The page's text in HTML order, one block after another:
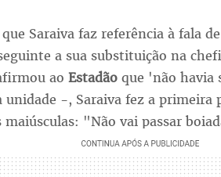
Saraiva faz referência à fala
a sua substituição na
ao Estadãoque 'não havia
-, Saraiva fez a primeira
"Não vai passar